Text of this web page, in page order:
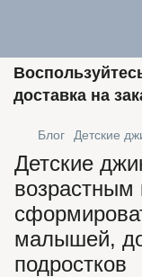
доставка на
Блог Детские
Детские
возрастным
малышей,
подростков